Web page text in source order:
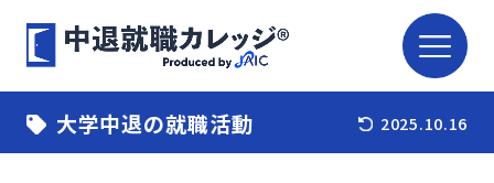
大学中退の就職活動 2025.10.16